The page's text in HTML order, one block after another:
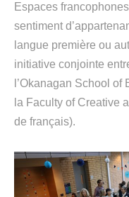
Espaces
sentiment d’appa
langue première ou
initiative conjointe
l’Okanagan School of
la Faculty of Creative
de français).